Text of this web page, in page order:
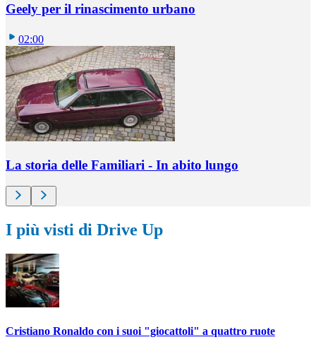
Geely per il rinascimento urbano
02:00
La storia delle Familiari - In abito lungo
I più visti di Drive Up
Cristiano Ronaldo con i suoi "giocattoli" a quattro ruote